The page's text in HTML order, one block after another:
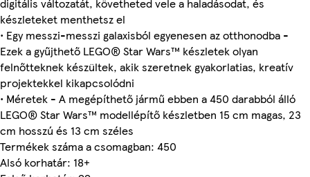
készleteket menthetsz el
• Egy messzi-messzi galaxisból egyenesen az otthonodba -
Ezek a gyűjthető LEGO® Star Wars™ készletek olyan
felnőtteknek készültek, akik szeretnek gyakorlatias, kreatív
projektekkel kikapcsolódni
• Méretek - A megépíthető jármű ebben a 450 darabból álló
LEGO® Star Wars™ modellépítő készletben 15 cm magas, 23
cm hosszú és 13 cm széles
Termékek száma a csomagban: 450
Alsó korhatár: 18+